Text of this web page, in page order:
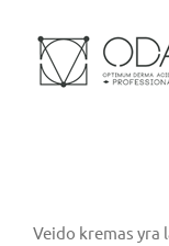
content
Veido kremas yra